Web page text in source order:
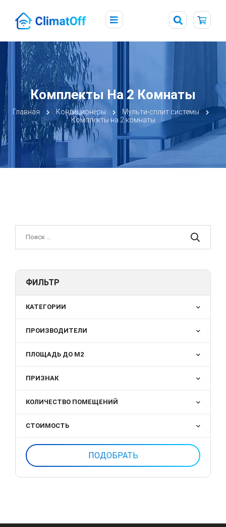
Комплекты На 2 Комнаты
Главная Кондиционеры
Мульти-сплит системы
Комплекты на 2 комнаты
ФИЛЬТР
КАТЕГОРИИ
ПРОИЗВОДИТЕЛИ
ПЛОЩАДЬ ДО М2
ПРИЗНАК
КОЛИЧЕСТВО ПОМЕЩЕНИЙ
СТОИМОСТЬ